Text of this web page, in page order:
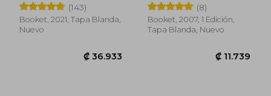
(143)
Booket, 2021, Tapa Blanda,
Nuevo
(8)
Booket, 2007, 1 Edición,
Tapa Blanda, Nuevo